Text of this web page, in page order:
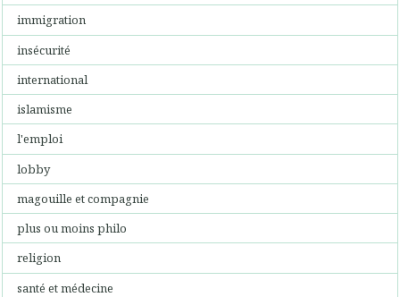
immigration
insécurité
international
islamisme
l'emploi
lobby
magouille et compagnie
plus ou moins philo
religion
santé et médecine